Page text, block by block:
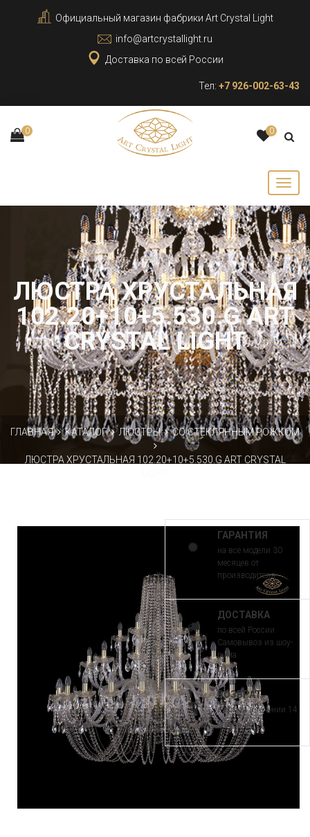
Официальный магазин фабрики Art Crystal Light
info@artcrystallight.ru
Доставка по всей России
Тел: +7 926-002-63-43
0 0
ЛЮСТРА ХРУСТАЛЬНАЯ
102.20+10+5.530.G ART
CRYSTAL LIGHT
ГЛАВНАЯ КАТАЛОГ ЛЮСТРЫ СО СТЕКЛЯННЫМ РОЖКОМ
ЛЮСТРА ХРУСТАЛЬНАЯ 102.20+10+5.530.G ART CRYSTAL
ГАРАНТИЯ
на все модели 30
месяцев от
производителя
ДОСТАВКА
по всей России.
Самовывоз из шоу-
рума
ВОЗВРАТ
и обмен в течении 14
дней